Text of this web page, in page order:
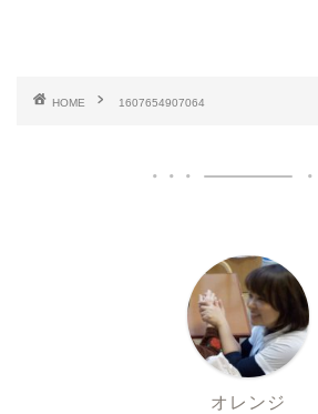
HOME 1607654907064
オレンジ